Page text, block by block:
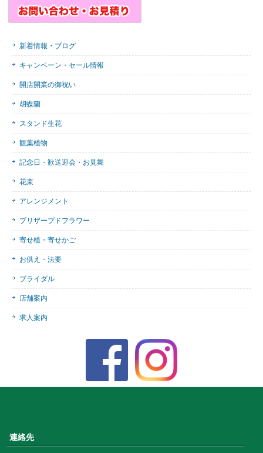
新着情報・ブログ
キャンペーン・セール情報
開店開業の御祝い
胡蝶蘭
スタンド生花
観葉植物
記念日・歓送迎会・お見舞
花束
アレンジメント
プリザーブドフラワー
寄せ植・寄せかご
お供え・法要
ブライダル
店舗案内
求人案内
連絡先